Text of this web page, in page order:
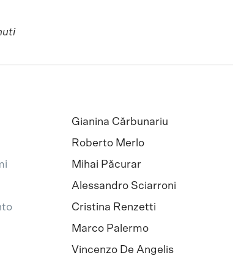
Gianina Cărbunariu
Roberto Merlo
Mihai Păcurar
Alessandro Sciarroni
Cristina Renzetti
Marco Palermo
Vincenzo De Angelis